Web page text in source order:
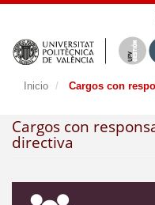
Inicio Cargos con
Cargos con
directiva